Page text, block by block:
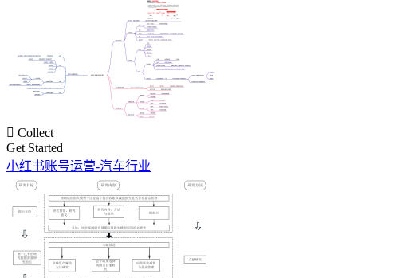
 Collect
Get Started
小红书账号运营-汽车行业